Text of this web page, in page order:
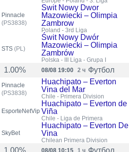
Pinnacle
(PS3838)
Swit Nowy Dwor
Mazowiecki – Olimpia
Zambrow
Poland - 3rd Liga
STS (PL)
Świt Nowy Dwór
Mazowiecki – Olimpia
Zambrów
Polska - III Liga - Grupa I
1.00% 08/08 19:00 2 ч Футбол
Pinnacle
(PS3838)
Huachipato – Everton
Vina del Mar
Chile - Primera Division
EsporteNetVip
Huachipato – Everton de
Viña
Chile - Liga de Primera
SkyBet
Huachipato – Everton De
Vina
Chilean Primera Division
08/08 10:15 1 ч